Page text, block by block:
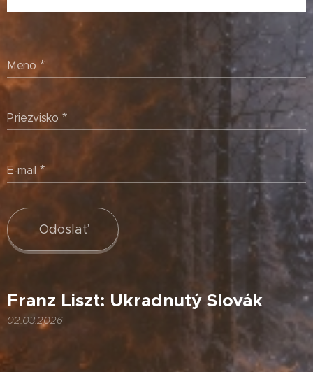
Meno
Priezvisko
E-mail
Odoslať
Franz Liszt: Ukradnutý Slovák
02.03.2026